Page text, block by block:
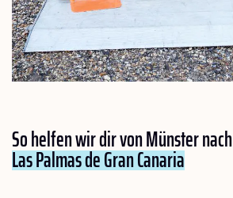
So helfen wir dir von Münster nach
Las Palmas de Gran Canaria